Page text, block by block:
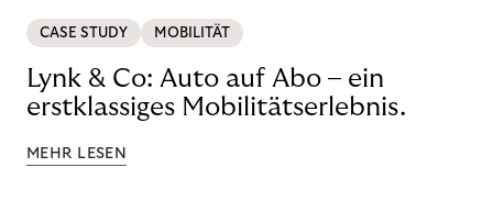
CASE STUDY MOBILITÄT
Lynk & Co: Auto auf Abo – ein
erstklassiges Mobilitätserlebnis.
MEHR LESEN